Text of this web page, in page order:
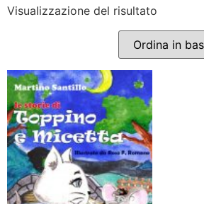
Visualizzazione del risultato